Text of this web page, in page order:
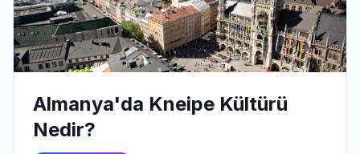
Almanya'da Kneipe Kültürü
Nedir?